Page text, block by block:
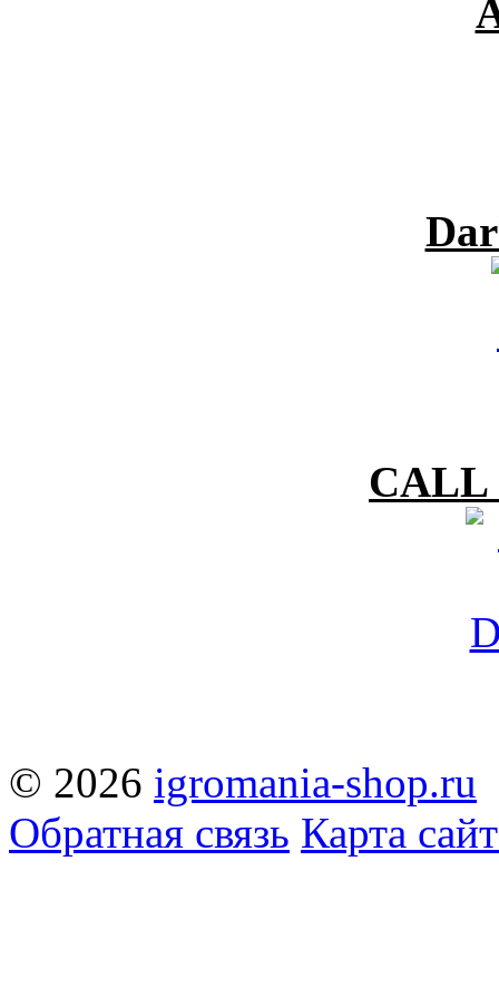
CALL
© 2026 igromania-shop.ru
Обратная связь Карта